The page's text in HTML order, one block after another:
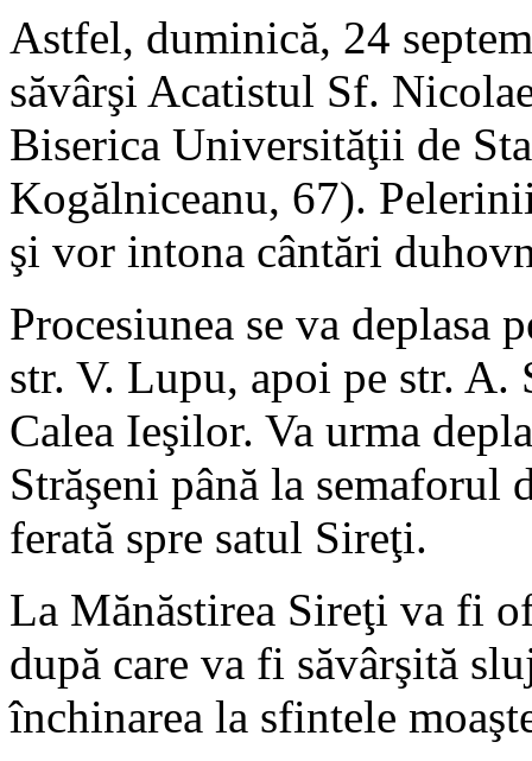
Astfel, duminică, 24
săvârşi Acatistul Sf.
Biserica Universităţii de
Kogălniceanu, 67).
şi vor intona cântări
Procesiunea se va deplasa
str. V. Lupu, apoi pe str. A.
Calea Ieşilor. Va urma
Străşeni până la semaforul
ferată spre satul Sireţi.
La Mănăstirea Sireţi va fi
după care va fi săvârşită
închinarea la sfintele